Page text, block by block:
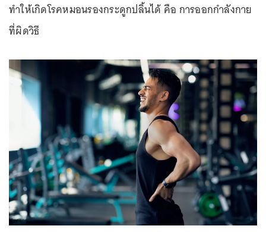
ทำให้เกิดโรคหมอนรองกระดูกปลิ้นได้ คือ การออกกำลังกาย
ที่ผิดวิธี